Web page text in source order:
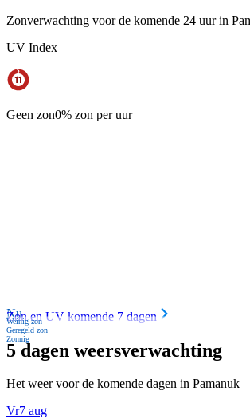
Zonverwachting voor de komende 24 uur in
UV Index
Geen zon0% zon per uur
Nu
Weinig zon
Geregeld zon
Zonnig
Zon en UV komende 7 dagen
5 dagen weersverwachting
Het weer voor de komende dagen in Pamanuk
Vr7 aug